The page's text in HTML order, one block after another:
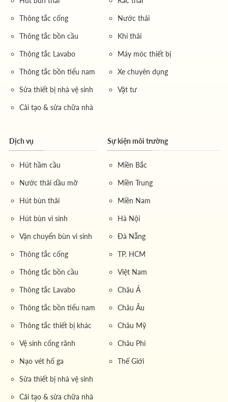
tiết kiệm chi phí và tối ưu hiệu quả.
Ví dụ minh họa
với lượng khối lớn, đội ngũ chuyên gia sẽ kiểm
tra trực tiếp hiện trạng hệ thống xử lý và lập kế
hoạch vận chuyển dựa trên số liệu đo lường
một cách an toàn và hiệu quả.
1.2 Công nghệ và thiết bị hỗ trợ
Các giải pháp
vận chuyển nước thải khối lượng lớn
được hỗ trợ bởi những công nghệ hiện đại, góp phần
trình vận chuyển. Một số công nghệ tiêu biểu bao gồm:
Hệ thống bơm chuyên dụng: Giúp hút và vận chuyển
nước thải từ các nguồn khác nhau một cách nhanh
m³ nước thải được chính xác, hỗ trợ việc tính toán
giá vận chuyển nước thải khối lượng lớn
chuẩn đã đề ra.
Hệ thống định vị GPS
từng chặng đường.
đội ngũ chuyên gia giàu kinh nghiệm của
giúp giảm thiểu rủi ro trong quá trình vận chuyển và tăng
Thông tắc cống
Thông tắc bồn cầu
Thông tắc Lavabo
Thông tắc bồn tiểu nam
Sửa thiết bị nhà vệ sinh
Cải tạo & sửa chữa nhà
Nước thải
Khí thải
Máy móc thiết bị
Xe chuyên dụng
Vật tư
Dịch vụ
Hút hầm cầu
Nước thải dầu mỡ
Hút bùn thải
Hút bùn vi sinh
Vận chuyển bùn vi sinh
Thông tắc cống
Thông tắc bồn cầu
Thông tắc Lavabo
Thông tắc bồn tiểu nam
Thông tắc thiết bị khác
Vệ sinh cống rãnh
Nạo vét hố ga
Sửa thiết bị nhà vệ sinh
Cải tạo & sửa chữa nhà
Sự kiện môi trường
Miền Bắc
Miền Trung
Miền Nam
Hà Nội
Đà Nẵng
TP. HCM
Việt Nam
Châu Á
Châu Âu
Châu Mỹ
Châu Phi
Thế Giới